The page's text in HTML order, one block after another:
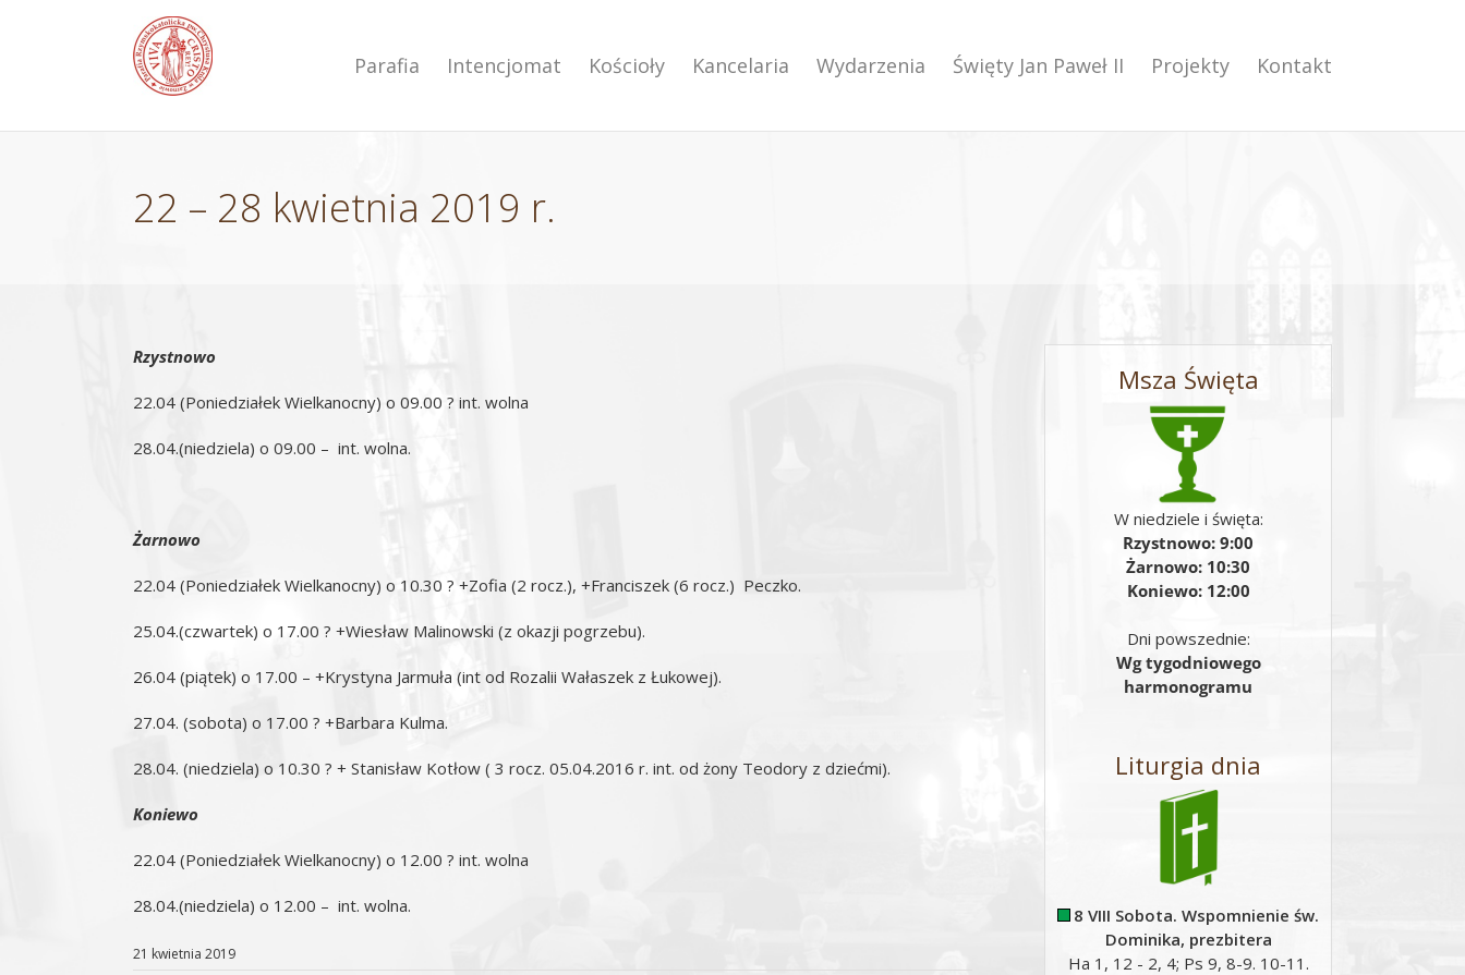
Parafia Intencjomat Kościoły Kancelaria Wydarzenia Święty Jan Paweł II Projekty Kontakt
22 – 28 kwietnia 2019 r.
Rzystnowo
22.04 (Poniedziałek Wielkanocny) o 09.00 ? int. wolna
28.04.(niedziela) o 09.00 – int. wolna.
Żarnowo
22.04 (Poniedziałek Wielkanocny) o 10.30 ? +Zofia (2 rocz.), +Franciszek (6 rocz.) Peczko.
25.04.(czwartek) o 17.00 ? +Wiesław Malinowski (z okazji pogrzebu).
26.04 (piątek) o 17.00 – +Krystyna Jarmuła (int od Rozalii Wałaszek z Łukowej).
27.04. (sobota) o 17.00 ? +Barbara Kulma.
28.04. (niedziela) o 10.30 ? + Stanisław Kotłow ( 3 rocz. 05.04.2016 r. int. od żony Teodory z dziećmi).
Koniewo
22.04 (Poniedziałek Wielkanocny) o 12.00 ? int. wolna
28.04.(niedziela) o 12.00 – int. wolna.
21 kwietnia 2019
Msza Święta
W niedziele i święta:
Rzystnowo: 9:00
Żarnowo: 10:30
Koniewo: 12:00
Dni powszednie:
Wg tygodniowego
harmonogramu
Liturgia dnia
8 VIII Sobota. Wspomnienie św.
Dominika, prezbitera
Ha 1, 12 - 2, 4; Ps 9, 8-9. 10-11.